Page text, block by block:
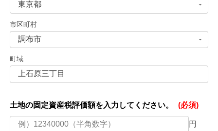
市区町村
町域
土地の固定資産税評価額を入力してください。 (必須)
円